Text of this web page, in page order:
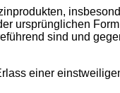
ursprünglichen
sind und
einer